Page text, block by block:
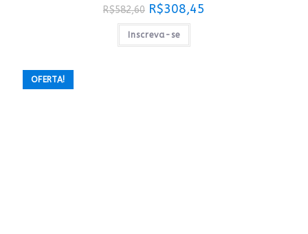
R$582,60 O
preço
original
era:
R$582,60.
R$308,45
Inscreva-se
OFERTA!